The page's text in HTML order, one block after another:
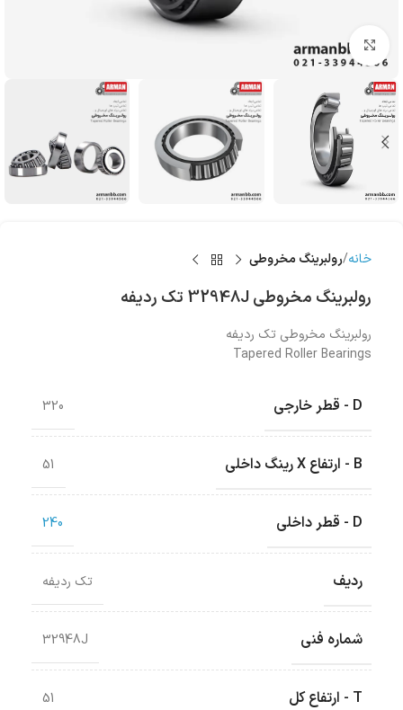
بزرگنمایی تصویر
خانه رولبرینگ‌ مخروطی
رولبرینگ‌ مخروطی 32948J تک ردیفه
رولبرینگ‌ مخروطی تک ردیفه
Tapered Roller Bearings
D - قطر خارجی 320
B - ارتفاع X رینگ داخلی 51
D - قطر داخلی 240
ردیف تک ردیفه
شماره فنی 32948J
T - ارتفاع کل 51